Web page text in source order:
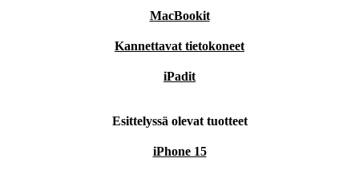
MacBookit
Kannettavat tietokoneet
iPadit
Esittelyssä olevat tuotteet
iPhone 15